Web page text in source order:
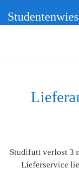
Studifutt verlost 3
Lieferservice